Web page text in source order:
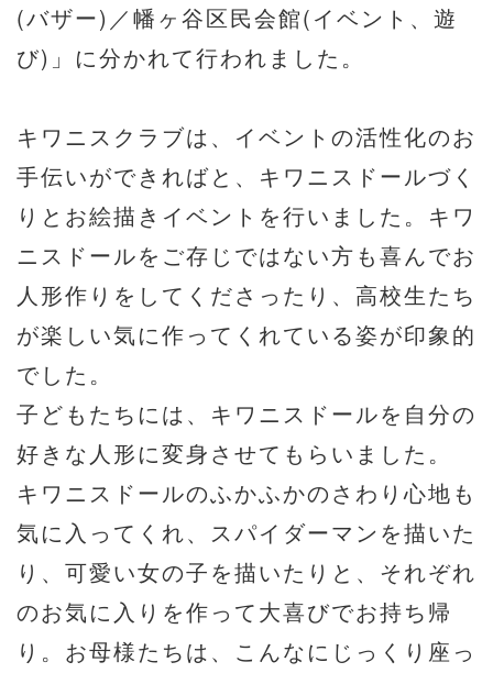
(バザー)／幡ヶ谷区民会館(イベント、遊
び)」に分かれて行われました。
キワニスクラブは、イベントの活性化のお
手伝いができればと、キワニスドールづく
りとお絵描きイベントを行いました。キワ
ニスドールをご存じではない方も喜んでお
人形作りをしてくださったり、高校生たち
が楽しい気に作ってくれている姿が印象的
でした。
子どもたちには、キワニスドールを自分の
好きな人形に変身させてもらいました。
キワニスドールのふかふかのさわり心地も
気に入ってくれ、スパイダーマンを描いた
り、可愛い女の子を描いたりと、それぞれ
のお気に入りを作って大喜びでお持ち帰
り。お母様たちは、こんなにじっくり座っ